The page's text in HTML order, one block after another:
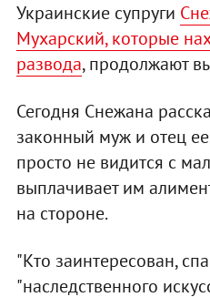
Украинские супруги
Мухарский, которые
развода, продолжают
Сегодня Снежана
законный муж и отец
просто не видится с
выплачивает им
на стороне.
"Кто заинтересован,
"наследственного